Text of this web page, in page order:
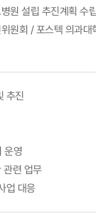
원 설립 추진계획 수립
원회 / 포스텍 의과대
추진
운영
관련 업무
업 대응